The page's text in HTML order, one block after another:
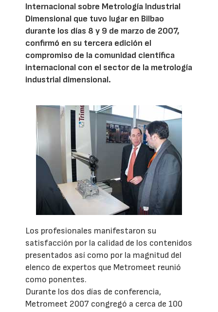
Internacional sobre Metrología Industrial
Dimensional que tuvo lugar en Bilbao
durante los días 8 y 9 de marzo de 2007,
confirmó en su tercera edición el
compromiso de la comunidad científica
internacional con el sector de la metrología
industrial dimensional.
Los profesionales manifestaron su
satisfacción por la calidad de los contenidos
presentados así como por la magnitud del
elenco de expertos que Metromeet reunió
como ponentes.
Durante los dos días de conferencia,
Metromeet 2007 congregó a cerca de 100